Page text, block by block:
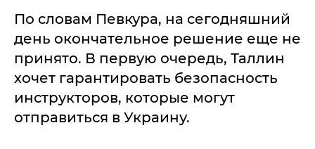
По словам Певкура, на сегодняшний
день окончательное решение еще не
принято. В первую очередь, Таллин
хочет гарантировать безопасность
инструкторов, которые могут
отправиться в Украину.